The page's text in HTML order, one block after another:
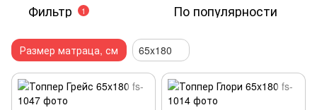
Фильтр 1 По популярности
Размер матраца, см 65x180